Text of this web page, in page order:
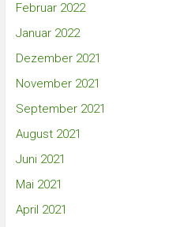
Februar 2022
Januar 2022
Dezember 2021
November 2021
September 2021
August 2021
Juni 2021
Mai 2021
April 2021